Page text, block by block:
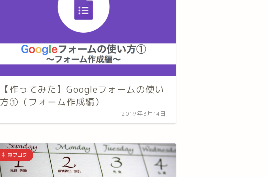
【作ってみた】Googleフォームの使い
方①（フォーム作成編）
2019年3月14日
社員ブログ